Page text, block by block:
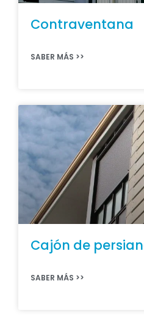
Contraventana
SABER MÁS >>
Cajón de
SABER MÁS >>